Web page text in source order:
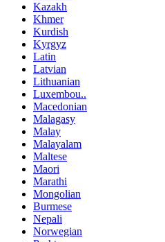
Kazakh
Khmer
Kurdish
Kyrgyz
Latin
Latvian
Lithuanian
Luxembou..
Macedonian
Malagasy
Malay
Malayalam
Maltese
Maori
Marathi
Mongolian
Burmese
Nepali
Norwegian